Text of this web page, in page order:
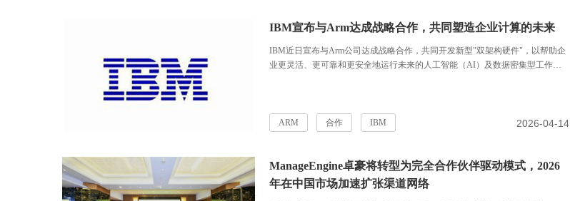
IBM宣布与Arm达成战略合作，共同塑造企业计算的未来
IBM近日宣布与Arm公司达成战略合作，共同开发新型"双架构硬件"，以帮助企
业更灵活、更可靠和更安全地运行未来的人工智能（AI）及数据密集型工作负
ARM 合作 IBM 2026-04-14
ManageEngine卓豪将转型为完全合作伙伴驱动模式，2026
年在中国市场加速扩张渠道网络